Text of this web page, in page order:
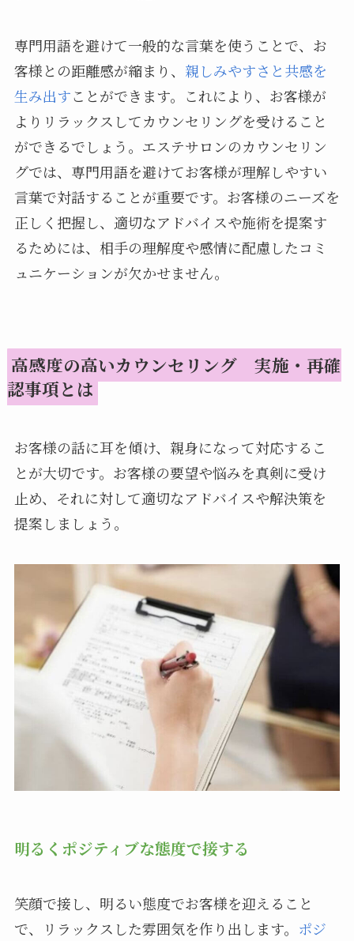
専門用語を避けて一般的な言葉を使うことで、お
客様との距離感が縮まり、 親しみやすさと共感を
生み出すことができます。これにより、お客様が
よりリラックスしてカウンセリングを受けること
ができるでしょう。エステサロンのカウンセリン
グでは、専門用語を避けてお客様が理解しやすい
言葉で対話することが重要です。お客様のニーズを
正しく把握し、適切なアドバイスや施術を提案す
るためには、相手の理解度や感情に配慮したコミ
ュニケーションが欠かせません。
高感度の高いカウンセリング 実施・再確
認事項とは
お客様の話に耳を傾け、親身になって対応するこ
とが大切です。お客様の要望や悩みを真剣に受け
止め、それに対して適切なアドバイスや解決策を
提案しましょう。
明るくポジティブな態度で接する
笑顔で接し、明るい態度でお客様を迎えること
で、リラックスした雰囲気を作り出します。 ポジ